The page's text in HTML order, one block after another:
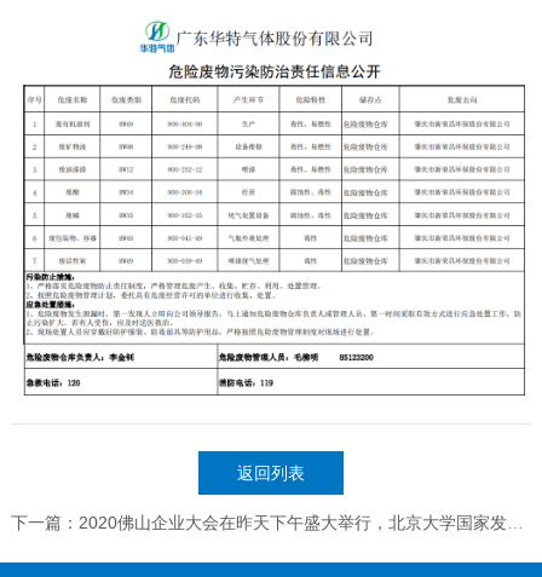
返回列表
下一篇：2020佛山企业大会在昨天下午盛大举行，北京大学国家发展研究院教授周其仁现场以《突围再登攀》为题发表主旨演讲。这次会议是疫情期间佛山最有营养的会议